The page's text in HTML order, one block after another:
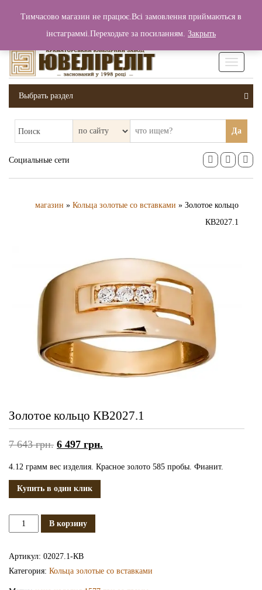
Вход / Регистрация 0 грн.
Выбрать раздел
Поиск Да
Социальные сети
магазин » Кольца золотые со вставками » Золотое кольцо
КВ2027.1
Золотое кольцо КВ2027.1
7 643грн. 6 497 грн.
4.12 грамм вес изделия. Красное золото 585 пробы. Фианит.
Купить в один клик
КоличествоВ корзину
Артикул: 02027.1-КВ
Категория: Кольца золотые со вставками
Тимчасово магазин не працює.Всі замовлення приймаються в
інстаграммі.Переходьте за посиланням. Закрыть